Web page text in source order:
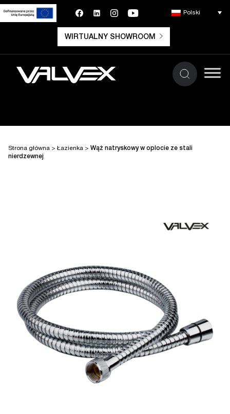
WIRTUALNY SHOWROOM
Polski
Strona główna > Łazienka > Wąż natryskowy w oplocie ze stali
nierdzewnej